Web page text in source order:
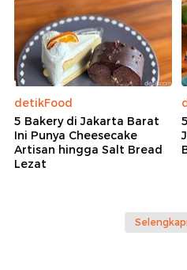
detikFood
5 Bakery di Jakarta Barat
Ini Punya Cheesecake
Artisan hingga Salt Bread
Lezat